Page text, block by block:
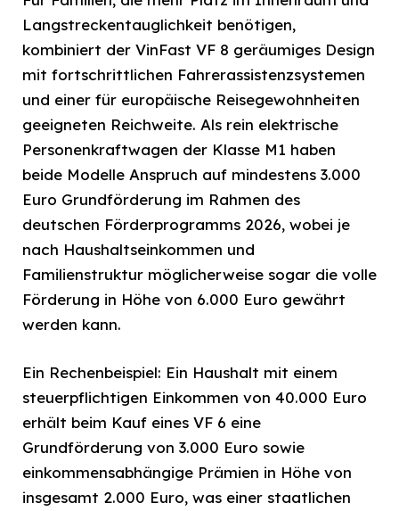
Langstreckentauglichkeit benötigen,
kombiniert der VinFast VF 8 geräumiges Design
mit fortschrittlichen Fahrerassistenzsystemen
und einer für europäische Reisegewohnheiten
geeigneten Reichweite. Als rein elektrische
Personenkraftwagen der Klasse M1 haben
beide Modelle Anspruch auf mindestens 3.000
Euro Grundförderung im Rahmen des
deutschen Förderprogramms 2026, wobei je
nach Haushaltseinkommen und
Familienstruktur möglicherweise sogar die volle
Förderung in Höhe von 6.000 Euro gewährt
werden kann.
Ein Rechenbeispiel: Ein Haushalt mit einem
steuerpflichtigen Einkommen von 40.000 Euro
erhält beim Kauf eines VF 6 eine
Grundförderung von 3.000 Euro sowie
einkommensabhängige Prämien in Höhe von
insgesamt 2.000 Euro, was einer staatlichen